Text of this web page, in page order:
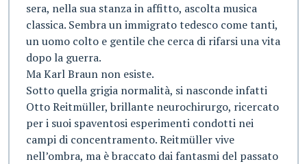
sera, nella sua stanza in affitto, ascolta musica
classica. Sembra un immigrato tedesco come tanti,
un uomo colto e gentile che cerca di rifarsi una vita
dopo la guerra.
Ma Karl Braun non esiste.
Sotto quella grigia normalità, si nasconde infatti
Otto Reitmüller, brillante neurochirurgo, ricercato
per i suoi spaventosi esperimenti condotti nei
campi di concentramento. Reitmüller vive
nell’ombra, ma è braccato dai fantasmi del passato